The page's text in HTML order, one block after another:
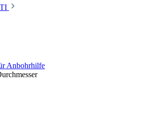
Anbohrhilfe